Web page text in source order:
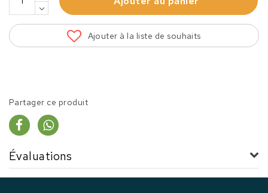
Ajouter à la liste de souhaits
Partager ce produit
Évaluations